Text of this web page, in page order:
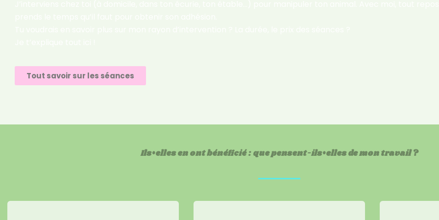
Tout savoir sur les séances
Ils•elles en ont bénéficié : que pensent-ils•elles de mon travail ?